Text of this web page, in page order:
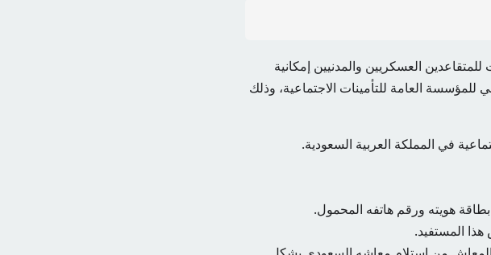
العسكريين والمدنيين إمكانية
للمؤسسة العامة للتأمينات الاجتماعية، وذلك
في المملكة العربية السعودية.
هويته ورقم هاتفه المحمول.
المستفيد.